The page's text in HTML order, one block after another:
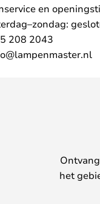
en
208 2043
het